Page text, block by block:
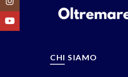
CHI SIAMO